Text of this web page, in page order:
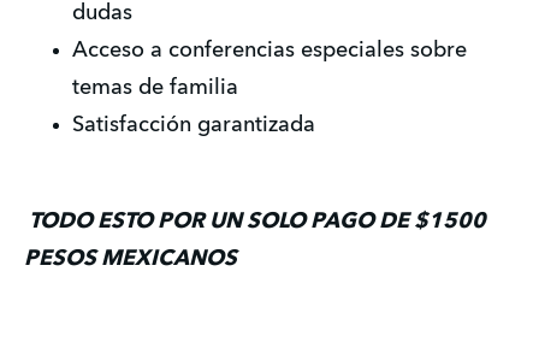
dudas
Acceso a conferencias especiales sobre
temas de familia
Satisfacción garantizada
TODO ESTO POR UN SOLO PAGO DE $1500
PESOS MEXICANOS